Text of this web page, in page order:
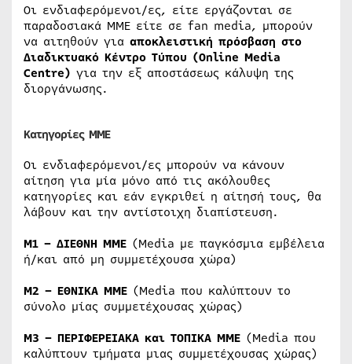
Οι ενδιαφερόμενοι/ες, είτε εργάζονται σε
παραδοσιακά ΜΜΕ είτε σε fan media, μπορούν
να αιτηθούν για αποκλειστική πρόσβαση στο
Διαδικτυακό Κέντρο Τύπου (Οnline Media
Centre) για την εξ αποστάσεως κάλυψη της
διοργάνωσης.
Κατηγορίες ΜΜΕ
Οι ενδιαφερόμενοι/ες μπορούν να κάνουν
αίτηση για μία μόνο από τις ακόλουθες
κατηγορίες και εάν εγκριθεί η αίτησή τους, θα
λάβουν και την αντίστοιχη διαπίστευση.
M1 – ΔΙΕΘΝΗ ΜΜΕ (Media με παγκόσμια εμβέλεια
ή/και από μη συμμετέχουσα χώρα)
M2 – ΕΘΝΙΚΑ ΜΜΕ (Media που καλύπτουν το
σύνολο μίας συμμετέχουσας χώρας)
M3 – ΠΕΡΙΦΕΡΕΙΑΚΑ και ΤΟΠΙΚΑ ΜΜΕ (Media που
καλύπτουν τμήματα μιας συμμετέχουσας χώρας)